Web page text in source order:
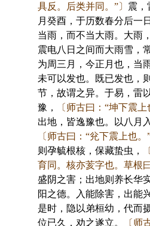
具反。后类并同。”〕 震，
月癸酉，于历数春分后一
当雨，而不当大雨。大雨
震电八日之间而大雨雪，
为周三月，今正月也，当
未可以发也。既已发也，
节，故谓之异。于易，雷
豫，
〔师古曰：“坤下震上
出地，皆逸豫也。以八月
〔师古曰：“兊下震上也。”
则孕毓根核，保藏蛰虫，
育同。核亦荄字也。草根
盛阴之害；出地则养长华
阳之德。入能除害，出能
是时，隐以弟桓幼，代而
位已久，劝之遂立。
〔师